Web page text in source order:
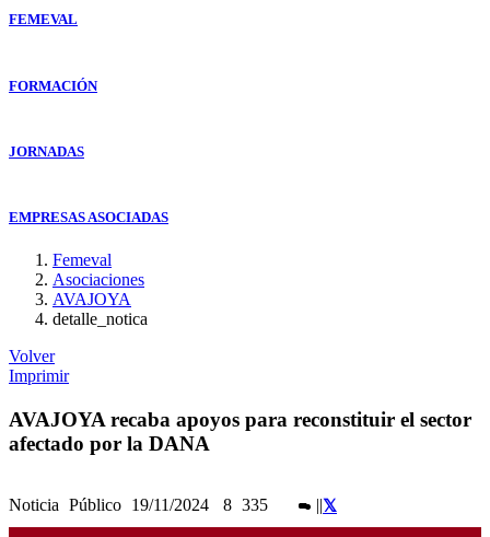
FEMEVAL
FORMACIÓN
JORNADAS
EMPRESAS ASOCIADAS
Femeval
Asociaciones
AVAJOYA
detalle_notica
Volver
Imprimir
AVAJOYA recaba apoyos para reconstituir el sector
afectado por la DANA
Noticia Público 19/11/2024 8 335